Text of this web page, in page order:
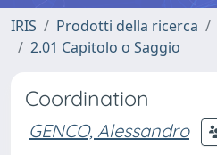
IRIS Prodotti della ricerca
2.01 Capitolo o Saggio
Coordination
GENCO, Alessandro